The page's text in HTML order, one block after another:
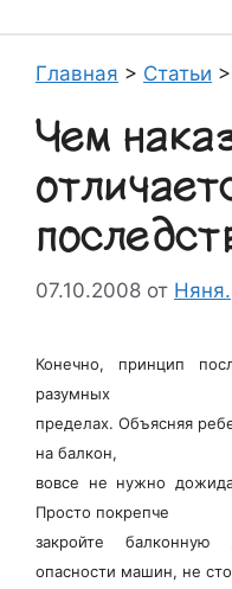
Главная > Статьи >
Чем
07.10.2008 от
Конечно, принцип
разумных
пределах. Объясняя
на балкон,
вовсе не нужно
Просто покрепче
закройте
опасности машин, не